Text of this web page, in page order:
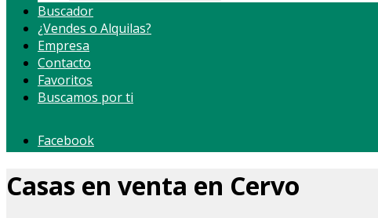
Buscador
¿Vendes o Alquilas?
Empresa
Contacto
Favoritos
Buscamos por ti
Facebook
Casas en venta en Cervo